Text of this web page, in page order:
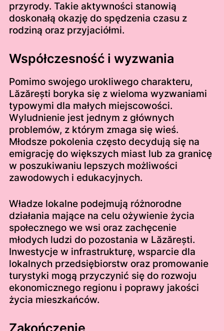
przyrody. Takie aktywności stanowią
doskonałą okazję do spędzenia czasu z
rodziną oraz przyjaciółmi.
Współczesność i wyzwania
Pomimo swojego urokliwego charakteru,
Lăzărești boryka się z wieloma wyzwaniami
typowymi dla małych miejscowości.
Wyludnienie jest jednym z głównych
problemów, z którym zmaga się wieś.
Młodsze pokolenia często decydują się na
emigrację do większych miast lub za granicę
w poszukiwaniu lepszych możliwości
zawodowych i edukacyjnych.
Władze lokalne podejmują różnorodne
działania mające na celu ożywienie życia
społecznego we wsi oraz zachęcenie
młodych ludzi do pozostania w Lăzărești.
Inwestycje w infrastrukturę, wsparcie dla
lokalnych przedsiębiorstw oraz promowanie
turystyki mogą przyczynić się do rozwoju
ekonomicznego regionu i poprawy jakości
życia mieszkańców.
Zakończenie